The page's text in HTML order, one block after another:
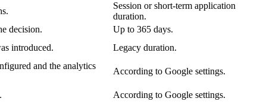
Session or short-term application
duration.
decision.
Up to 365 days.
introduced. Legacy duration.
and the analytics
According to Google settings.
According to Google settings.